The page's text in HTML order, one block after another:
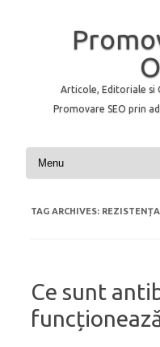
Articole, Editoriale si
Promovare SEO prin
Skip to content
TAG ARCHIVES:
Ce sunt